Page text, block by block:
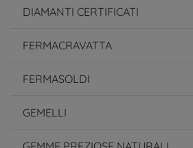
DIAMANTI CERTIFICATI
FERMACRAVATTA
FERMASOLDI
GEMELLI